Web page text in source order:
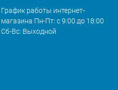
График работы интернет-
магазина Пн-Пт: с 9:00 до 18:00
Сб-Вс: Выходной